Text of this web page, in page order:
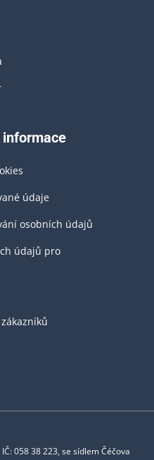
údaje
osobních údajů
údajů pro
058 38 223, se sídlem Čéčova